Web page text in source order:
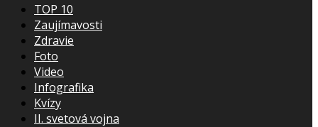
TOP 10
Zaujímavosti
Zdravie
Foto
Video
Infografika
Kvízy
II. svetová vojna